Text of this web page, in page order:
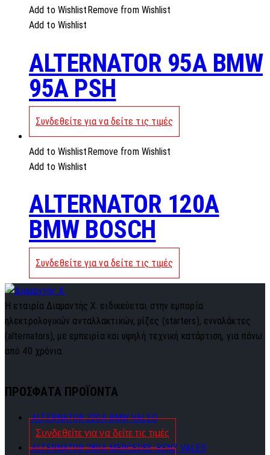
Add to Wishlist Remove from Wishlist
Add to Wishlist
ALTERNATOR 95A BMW
95A PSH
Συνδεθείτε για να δείτε τις τιμές
Add to Wishlist Remove from Wishlist
Add to Wishlist
ALTERNATOR 120A
BMW BOSCH
Συνδεθείτε για να δείτε τις τιμές
Η εταιρία Διαμαντής Χ. ειδικεύεται στην εμπορία
ηλεκτρολογικών ανταλλακτικών, μίζες (starters), ενναλάκτες
(alternators), με εμπειρία και υψηλή τεχνική κατάρτιση, για πάνω
από 40 χρόνια.
ΠΡΟΣΦΑΤΑ ΠΡΟΪΟΝΤΑ
ALTERNATOR 220A BMW VALEO
Συνδεθείτε για να δείτε τις τιμές
ALTERNATOR 280A MERCEDES-BENZ VALEO